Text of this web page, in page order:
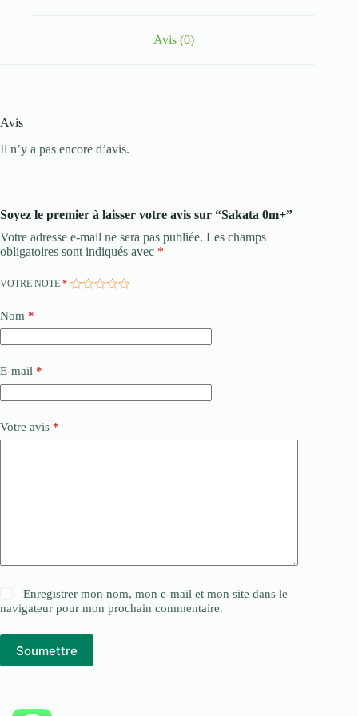
Avis (0)
Avis
Il n’y a pas encore d’avis.
Soyez le premier à laisser votre avis sur “Sakata 0m+”
Votre adresse e-mail ne sera pas publiée. Les champs
obligatoires sont indiqués avec *
VOTRE NOTE *
Nom *
E-mail *
Votre avis *
Enregistrer mon nom, mon e-mail et mon site dans le
navigateur pour mon prochain commentaire.
Soumettre